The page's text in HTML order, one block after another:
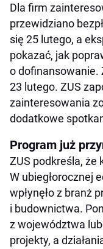
Dla firm
przewidziano
się 25 lutego, a
pokazać, jak
o dofinansowanie.
23 lutego. ZUS
zainteresowania
dodatkowe
Program już
ZUS podkreśla, że
W ubiegłorocznej
wpłynęło z branż
i budownictwa.
z województwa
projekty, a